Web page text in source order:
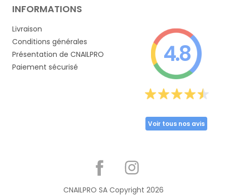
INFORMATIONS
Livraison
Conditions générales
Présentation de CNAILPRO
Paiement sécurisé
4.8
Voir tous nos avis
CNAILPRO SA Copyright 2026